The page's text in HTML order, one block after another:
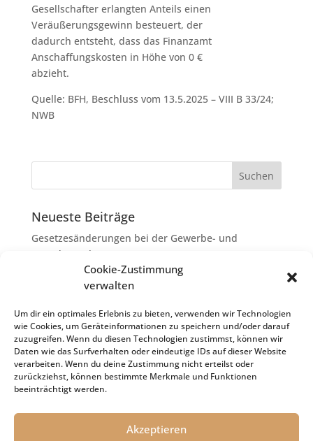
Cookie-Zustimmung
verwalten
Um dir ein optimales Erlebnis zu bieten, verwenden wir Technologien
wie Cookies, um Geräteinformationen zu speichern und/oder darauf
zuzugreifen. Wenn du diesen Technologien zustimmst, können wir
Daten wie das Surfverhalten oder eindeutige IDs auf dieser Website
verarbeiten. Wenn du deine Zustimmung nicht erteilst oder
zurückziehst, können bestimmte Merkmale und Funktionen
beeinträchtigt werden.
Akzeptieren
Gesellschafter erlangten Anteils einen
Veräußerungsgewinn besteuert, der
dadurch entsteht, dass das Finanzamt
Anschaffungskosten in Höhe von 0 €
abzieht.
Quelle: BFH, Beschluss vom 13.5.2025 – VIII B 33/24;
NWB
Neueste Beiträge
Gesetzesänderungen bei der Gewerbe- und
Grunderwerbsteuer
Erbschaftsteuer: Rechtsanwaltskosten bei Streit über
Erbauseinandersetzung als
Nachlassverbindlichkeiten
Umsatzsteuer-Umrechnungskurse Juli 2026
Keine Steuerfreiheit eines sog. Konfusionsgewinns
bei Mutterkapitalgesellschaft
Schenkungsteuer: Zinssatz von 5,5 % für die